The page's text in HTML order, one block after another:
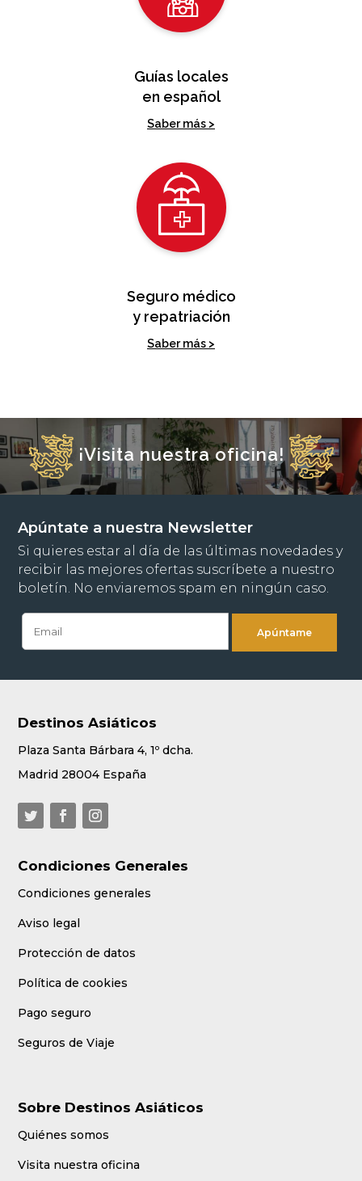
Guías locales
en español
Saber más >
Seguro médico
y repatriación
Saber más >
¡Visita nuestra oficina!
Apúntate a nuestra Newsletter
Si quieres estar al día de las últimas novedades y
recibir las mejores ofertas suscríbete a nuestro
boletín. No enviaremos spam en ningún caso.
Destinos Asiáticos
Plaza Santa Bárbara 4, 1º dcha.
Madrid 28004 España
Condiciones Generales
Condiciones generales
Aviso legal
Protección de datos
Política de cookies
Pago seguro
Seguros de Viaje
Sobre Destinos Asiáticos
Quiénes somos
Visita nuestra oficina